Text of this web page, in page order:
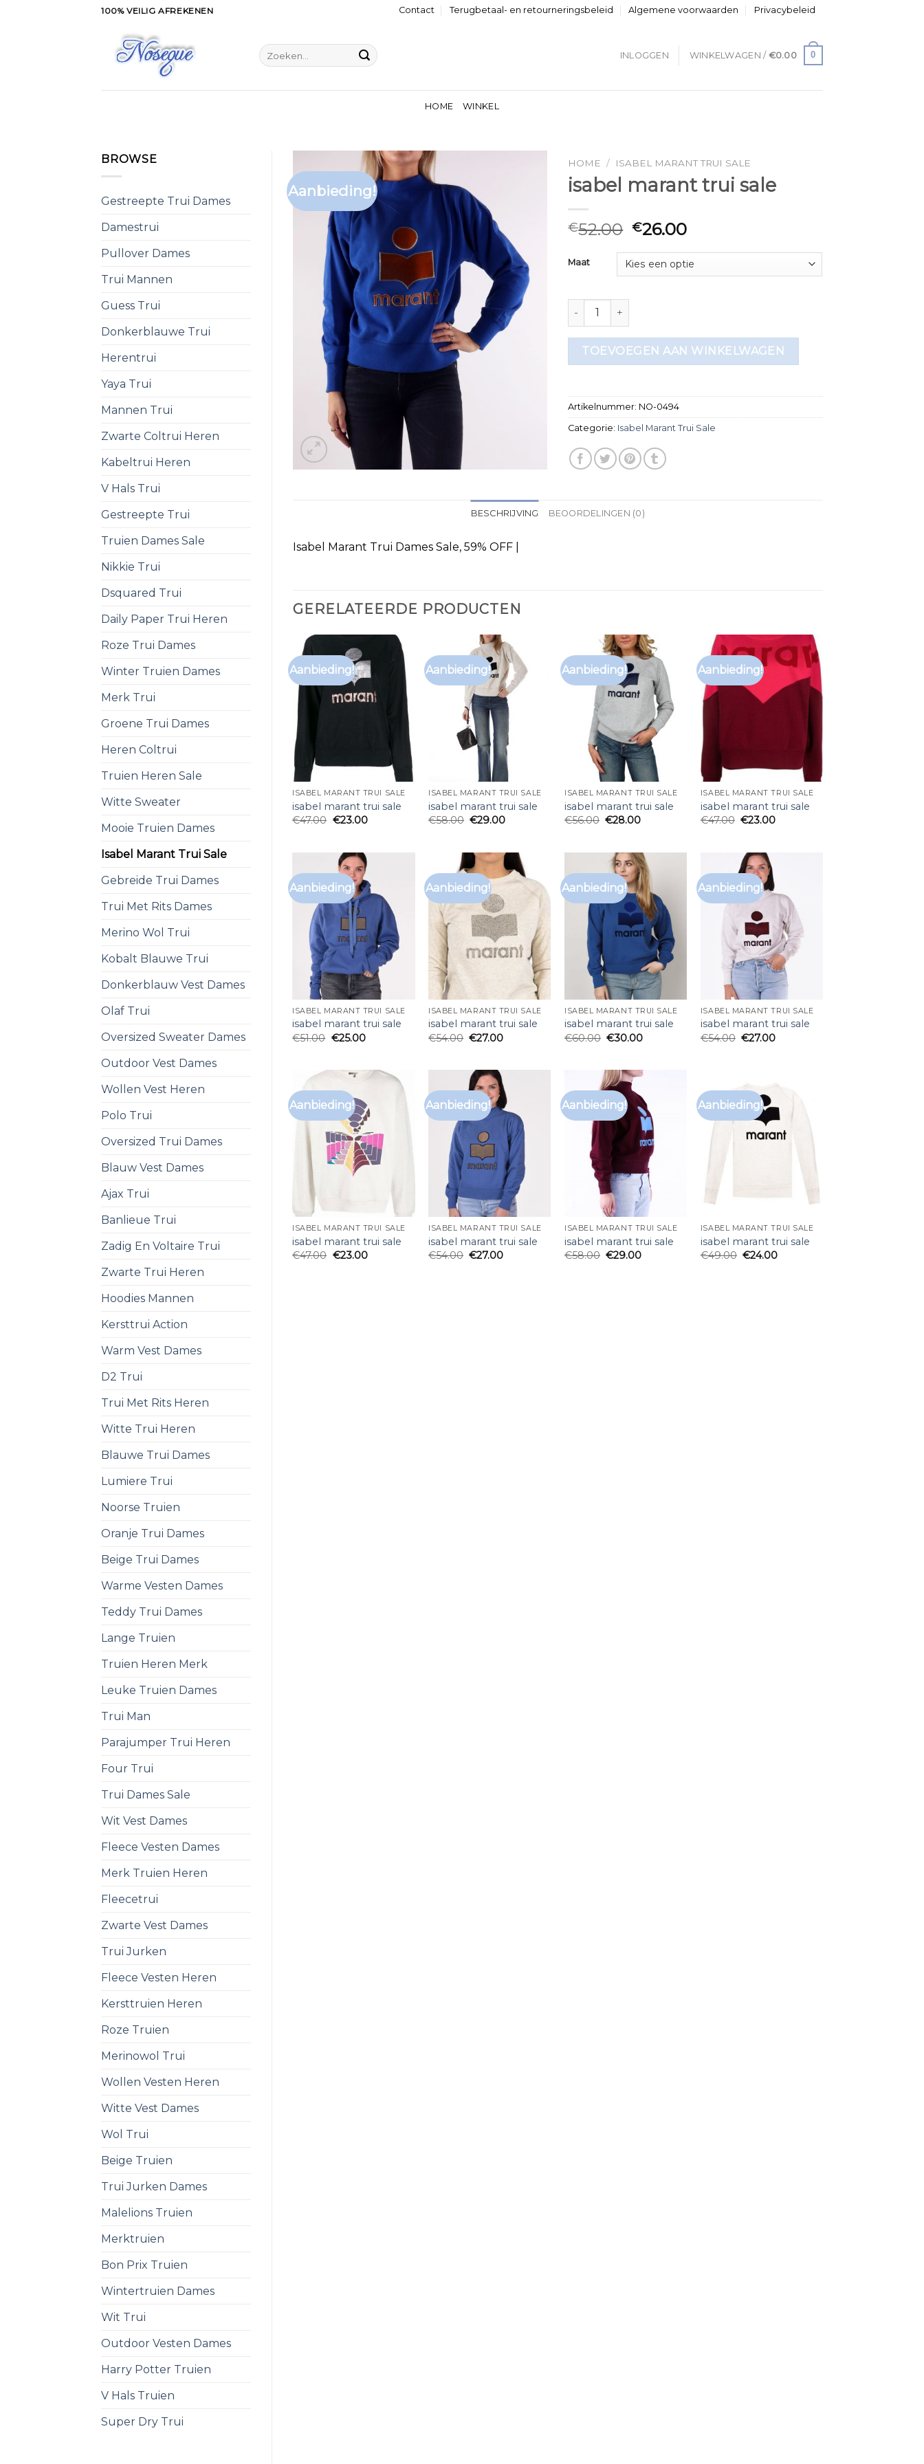
100% VEILIG AFREKENEN Contact Terugbetaal- en retourneringsbeleid Algemene voorwaarden Privacybeleid
Zoeken
naar:
INLOGGEN WINKELWAGEN / €0.00 0
HOME WINKEL
BROWSE
Gestreepte Trui Dames
Damestrui
Pullover Dames
Trui Mannen
Guess Trui
Donkerblauwe Trui
Herentrui
Yaya Trui
Mannen Trui
Zwarte Coltrui Heren
Kabeltrui Heren
V Hals Trui
Gestreepte Trui
Truien Dames Sale
Nikkie Trui
Dsquared Trui
Daily Paper Trui Heren
Roze Trui Dames
Winter Truien Dames
Merk Trui
Groene Trui Dames
Heren Coltrui
Truien Heren Sale
Witte Sweater
Mooie Truien Dames
Isabel Marant Trui Sale
Gebreide Trui Dames
Trui Met Rits Dames
Merino Wol Trui
Kobalt Blauwe Trui
Donkerblauw Vest Dames
Olaf Trui
Oversized Sweater Dames
Outdoor Vest Dames
Wollen Vest Heren
Polo Trui
Oversized Trui Dames
Blauw Vest Dames
Ajax Trui
Banlieue Trui
Zadig En Voltaire Trui
Zwarte Trui Heren
Hoodies Mannen
Kersttrui Action
Warm Vest Dames
D2 Trui
Trui Met Rits Heren
Witte Trui Heren
Blauwe Trui Dames
Lumiere Trui
Noorse Truien
Oranje Trui Dames
Beige Trui Dames
Warme Vesten Dames
Teddy Trui Dames
Lange Truien
Truien Heren Merk
Leuke Truien Dames
Trui Man
Parajumper Trui Heren
Four Trui
Trui Dames Sale
Wit Vest Dames
Fleece Vesten Dames
Merk Truien Heren
Fleecetrui
Zwarte Vest Dames
Trui Jurken
Fleece Vesten Heren
Kersttruien Heren
Roze Truien
Merinowol Trui
Wollen Vesten Heren
Witte Vest Dames
Wol Trui
Beige Truien
Trui Jurken Dames
Malelions Truien
Merktruien
Bon Prix Truien
Wintertruien Dames
Wit Trui
Outdoor Vesten Dames
Harry Potter Truien
V Hals Truien
Super Dry Trui
Aanbieding!
HOME / ISABEL MARANT TRUI SALE
isabel marant trui sale
€52.00 €26.00
Maat
isabel marant trui sale aantal
TOEVOEGEN AAN WINKELWAGEN
Artikelnummer: NO-0494
Categorie: Isabel Marant Trui Sale
BESCHRIJVING BEOORDELINGEN (0)
Isabel Marant Trui Dames Sale, 59% OFF |
GERELATEERDE PRODUCTEN
Aanbieding!
ISABEL MARANT TRUI SALE
isabel marant trui sale
€47.00 €23.00
Aanbieding!
ISABEL MARANT TRUI SALE
isabel marant trui sale
€58.00 €29.00
Aanbieding!
ISABEL MARANT TRUI SALE
isabel marant trui sale
€56.00 €28.00
Aanbieding!
ISABEL MARANT TRUI SALE
isabel marant trui sale
€47.00 €23.00
Aanbieding!
ISABEL MARANT TRUI SALE
isabel marant trui sale
€51.00 €25.00
Aanbieding!
ISABEL MARANT TRUI SALE
isabel marant trui sale
€54.00 €27.00
Aanbieding!
ISABEL MARANT TRUI SALE
isabel marant trui sale
€60.00 €30.00
Aanbieding!
ISABEL MARANT TRUI SALE
isabel marant trui sale
€54.00 €27.00
Aanbieding!
ISABEL MARANT TRUI SALE
isabel marant trui sale
€47.00 €23.00
Aanbieding!
ISABEL MARANT TRUI SALE
isabel marant trui sale
€54.00 €27.00
Aanbieding!
ISABEL MARANT TRUI SALE
isabel marant trui sale
€58.00 €29.00
Aanbieding!
ISABEL MARANT TRUI SALE
isabel marant trui sale
€49.00 €24.00